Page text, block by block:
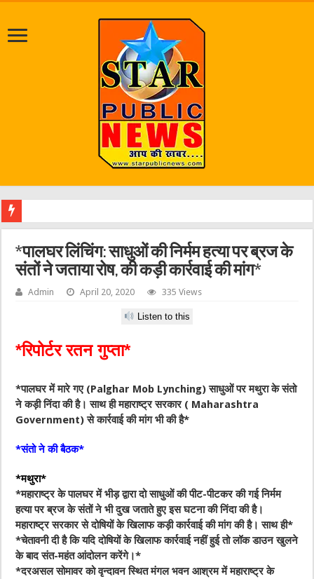
*पालघर लिंचिंग: साधुओं की निर्मम हत्या पर ब्रज के
संतों ने जताया रोष, की कड़ी कार्रवाई की मांग*
Admin April 20, 2020 335 Views
Listen to this
*रिपोर्टर रतन गुप्ता*
*पालघर में मारे गए (Palghar Mob Lynching) साधुओं पर मथुरा के संतो
ने कड़ी निंदा की है। साथ ही महाराष्ट्र सरकार ( Maharashtra
Government) से कार्रवाई की मांग भी की है*
*संतो ने की बैठक*
*मथुरा*
*महाराष्ट्र के पालघर में भीड़ द्वारा दो साधुओं की पीट-पीटकर की गई निर्मम
हत्या पर ब्रज के संतों ने भी दुख जताते हुए इस घटना की निंदा की है।
महाराष्ट्र सरकार से दोषियों के खिलाफ कड़ी कार्रवाई की मांग की है। साथ ही*
*चेतावनी दी है कि यदि दोषियों के खिलाफ कार्रवाई नहीं हुई तो लॉक डाउन खुलने
के बाद संत-महंत आंदोलन करेंगे।*
*दरअसल सोमावर को वृन्दावन स्थित मंगल भवन आश्रम में महाराष्ट्र के